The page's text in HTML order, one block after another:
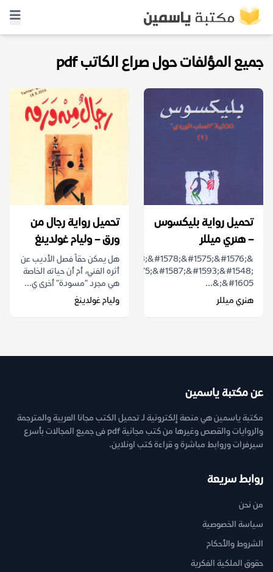
جميع المؤلفات حول صراع الكاتب pdf
تحميل رواية بليكسوس
– هنري ميللر
&ldquo;&#1603;&#1578;&#1575;&#1576;
&#1588;&#1575;&#1587;&#1593;&#1548;
&#1605;&...
هنري ميللر
تحميل رواية رجال من
ورق – وليام غولدينغ
هل يمكن حقاً فصل الأديب عن
أثره الفني، أم أن حياته الخاصة
هي مجرد "مسودة" أخرى ي...
وليام غولدينغ
عن مكتبة ياسمين
مكتبة ياسمين هي منصة إلكترونية لـ تحميل الكتب مجانا العربية والمترجمة
والروايات والقصص وغيرها من كتب مجانية pdf فى جميع المجالات بأسرع
سيرفرات وروابط مباشرة و قراءة كتب اونلاين.
روابط سريعة
من نحن
سياسة الخصوصية
الشروط والأحكام
حقوق الملكية الفكرية